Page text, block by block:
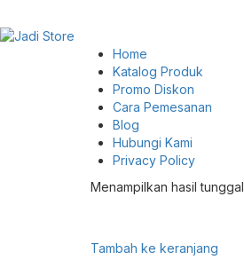
Home
Katalog Produk
Promo Diskon
Cara Pemesanan
Blog
Hubungi Kami
Privacy Policy
Menampilkan hasil tunggal
Tambah ke keranjang